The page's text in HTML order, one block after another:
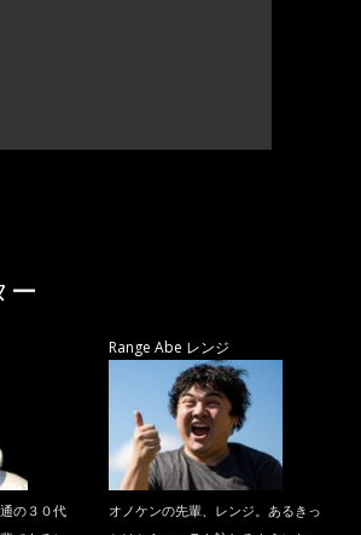
ー
の３０代
Range Abe レンジ
オノケンの先輩、レンジ。あるきっ